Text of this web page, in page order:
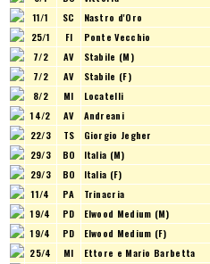
11/1
SC Nastro d'Oro
25/1
FI Ponte Vecchio
7/2
AV Stabile (M)
7/2
AV Stabile (F)
8/2
MI Locatelli
14/2
AV Andreani
22/3
TS Giorgio Jegher
29/3
BO Italia (M)
29/3
BO Italia (F)
11/4
PA Trinacria
19/4
PD Elwood Medium (M)
19/4
PD Elwood Medium (F)
25/4
MI Ettore e Mario Barbetta